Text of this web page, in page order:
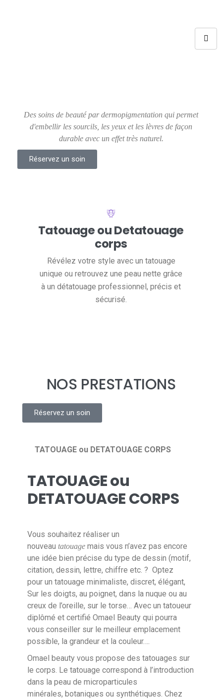
Des soins de beauté par dermopigmentation qui permet
d'embellir les sourcils, les yeux et les lèvres de façon
durable avec un effet très naturel.
Réservez un soin
Tatouage ou Detatouage
corps
Révélez votre style avec un tatouage
unique ou retrouvez une peau nette grâce
à un détatouage professionnel, précis et
sécurisé.
NOS PRESTATIONS
Réservez un soin
TATOUAGE ou DETATOUAGE CORPS
TATOUAGE ou
DETATOUAGE CORPS
Vous souhaitez réaliser un
nouveau tatouage mais vous n’avez pas encore
une idée bien précise du type de dessin (motif,
citation, dessin, lettre, chiffre etc. ? Optez
pour un tatouage minimaliste, discret, élégant,
Sur les doigts, au poignet, dans la nuque ou au
creux de l’oreille, sur le torse… Avec un tatoueur
diplômé et certifié Omael Beauty qui pourra
vous conseiller sur le meilleur emplacement
possible, la grandeur et la couleur….
Omael beauty vous propose des tatouages sur
le corps. Le tatouage correspond à l’introduction
dans la peau de microparticules
minérales, botaniques ou synthétiques. Chez